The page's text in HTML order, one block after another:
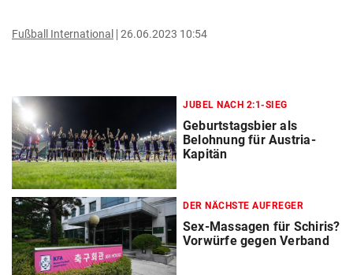
Fußball International 26.06.2023 10:54
JUBEL NACH 2:1-SIEG
Geburtstagsbier als
Belohnung für Austria-
Kapitän
DER NÄCHSTE AUFREGER
Sex-Massagen für Schiris?
Vorwürfe gegen Verband